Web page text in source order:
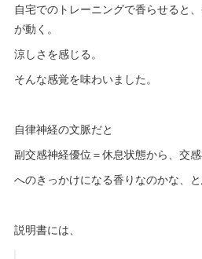
自宅でのトレーニングで香らせると
が動く。
涼しさを感じる。
そんな感覚を味わいました。
自律神経の文脈だと
副交感神経優位＝休息状態から、交
へのきっかけになる香りなのかな、と
説明書には、